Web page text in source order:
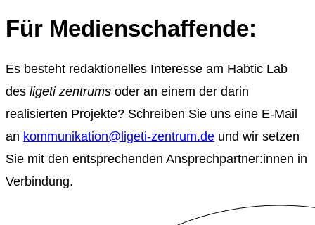
Für Medienschaffende:
Es besteht redaktionelles Interesse am Habtic Lab
des ligeti zentrums oder an einem der darin
realisierten Projekte? Schreiben Sie uns eine E-Mail
an kommunikation@ligeti-zentrum.de und wir setzen
Sie mit den entsprechenden Ansprechpartner:innen in
Verbindung.